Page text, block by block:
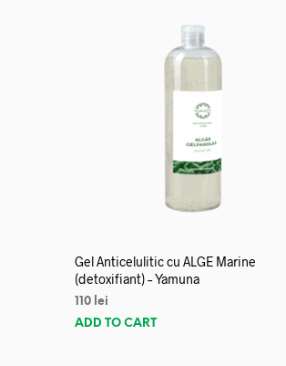
Gel Anticelulitic cu ALGE Marine
(detoxifiant) – Yamuna
110 lei
ADD TO CART